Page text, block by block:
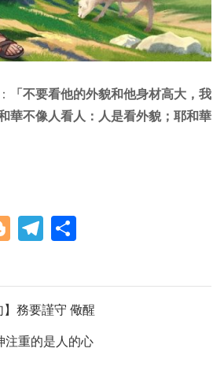
「不要看他的外貌和他身材高大，我
華不像人看人：人是看外貌；耶和華
Blogger Telegram
】務要謹守 儆醒
注重的是人的心